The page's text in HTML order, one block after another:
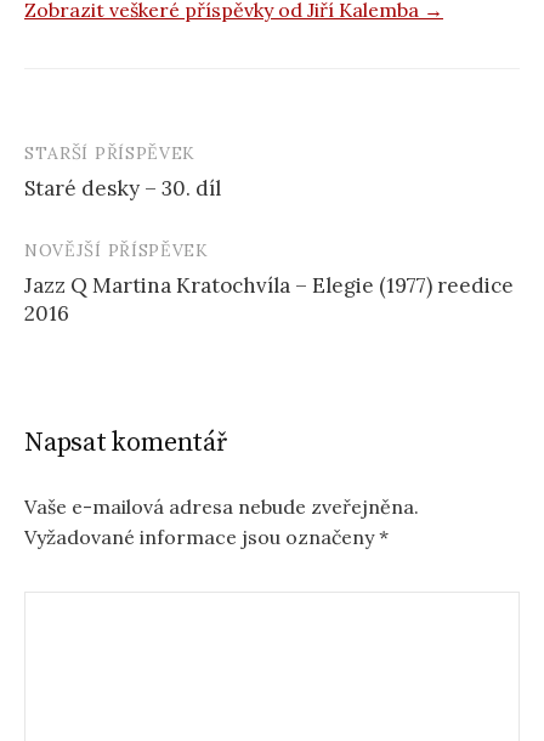
Zobrazit veškeré příspěvky od Jiří Kalemba →
Navigace
příspěvku
STARŠÍ PŘÍSPĚVEK
Staré desky – 30. díl
NOVĚJŠÍ PŘÍSPĚVEK
Jazz Q Martina Kratochvíla – Elegie (1977) reedice
2016
Napsat komentář
Vaše e-mailová adresa nebude zveřejněna.
Vyžadované informace jsou označeny*